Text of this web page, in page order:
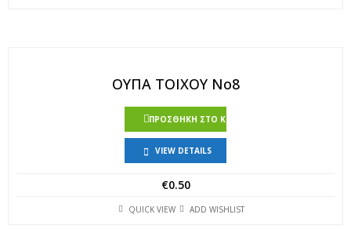
ΟΥΠΑ ΤΟΙΧΟΥ Νο8
ΠΡΟΣΘΉΚΗ ΣΤΟ ΚΑΛΆΘΙ
VIEW DETAILS
€0.50
QUICK VIEW ADD WISHLIST